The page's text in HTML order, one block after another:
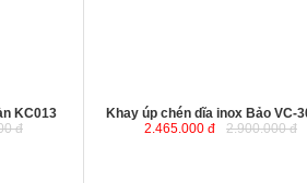
KC013
đ
Khay úp chén dĩa inox Bảo VC-
2.465.000 đ
2.900.000 đ